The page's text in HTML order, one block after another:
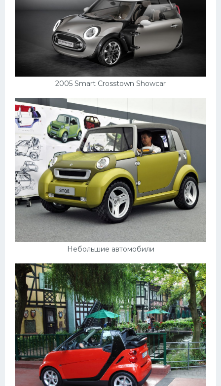
2005 Smart Crosstown Showcar
Небольшие автомобили